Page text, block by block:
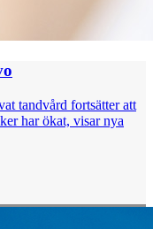
tandvård fortsätter att
har ökat, visar nya